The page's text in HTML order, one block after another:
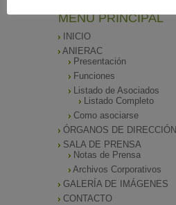
MENÚ PRINCIPAL
INICIO
ANIERAC
Presentación
Funciones
Listado de Asociados
Listado Completo
Como asociarse
ÓRGANOS DE DIRECCIÓN
SALA DE PRENSA
Notas de Prensa
Archivos Corporativos
GALERÍA DE IMÁGENES
CONTACTO